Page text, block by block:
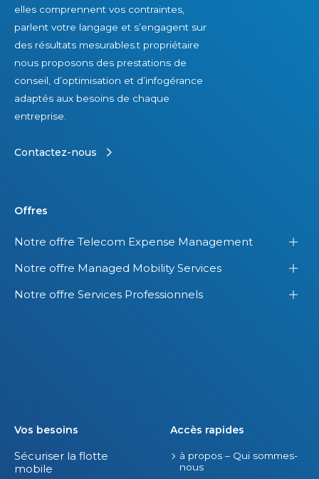
elles comprennent vos contraintes,
parlent votre langage et s’engagent sur
des résultats mesurables.t propriétaire
nous proposons des prestations de
conseil, d’optimisation et d’infogérance
adaptés aux besoins de chaque
entreprise.
Contactez-nous
Offres
Notre offre Telecom Expense Management
Notre offre Managed Mobility Services
Notre offre Services Professionnels
Vos besoins
Sécuriser la flotte
mobile
Accès rapides
à propos – Qui sommes-
nous